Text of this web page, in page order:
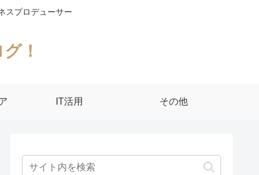
スプロデューサー
！
IT活用 その他